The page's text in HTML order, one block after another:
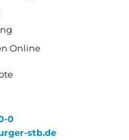
Online
0
stb.de